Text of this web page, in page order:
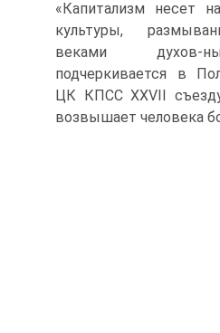
«Капитализм несет
культуры,
веками духов-
подчеркивается в
ЦК КПСС XXVII
возвышает человека